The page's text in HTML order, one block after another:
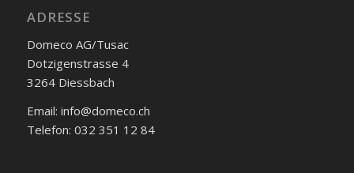
ADRESSE
Domeco AG/Tusac
Dotzigenstrasse 4
3264 Diessbach
Email: info@domeco.ch
Telefon: 032 351 12 84